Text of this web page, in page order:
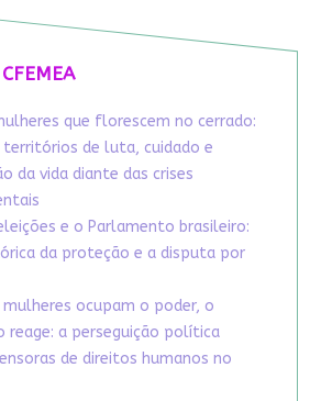
que florescem no cerrado:
territórios de luta, cuidado e
da vida diante das crises
e o Parlamento brasileiro:
da proteção e a disputa por
mulheres ocupam o poder, o
reage: a perseguição política
de direitos humanos no